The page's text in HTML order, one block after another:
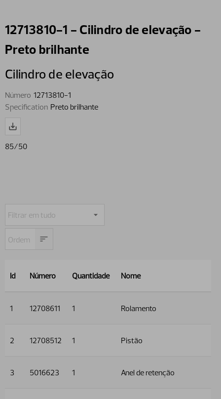
12713810-1 - Cilindro de elevação -
Preto brilhante
Cilindro de elevação
Número 12713810-1
Specification Preto brilhante
85/50
Id Número Quantidade Nome
1 12708611 1 Rolamento
2 12708512 1 Pistão
3 5016623 1 Anel de retenção